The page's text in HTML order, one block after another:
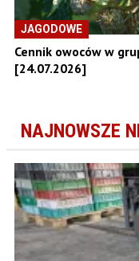
JAGODOWE
Cennik owoców w
[24.07.2026]
NAJNOWSZE